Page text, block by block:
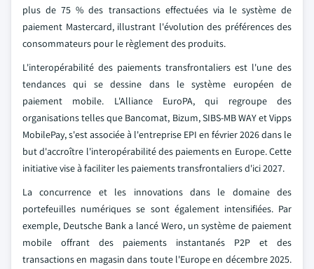
plus de 75 % des transactions effectuées via le système de
paiement Mastercard, illustrant l'évolution des préférences des
consommateurs pour le règlement des produits.
L'interopérabilité des paiements transfrontaliers est l'une des
tendances qui se dessine dans le système européen de
paiement mobile. L'Alliance EuroPA, qui regroupe des
organisations telles que Bancomat, Bizum, SIBS-MB WAY et Vipps
MobilePay, s'est associée à l'entreprise EPI en février 2026 dans le
but d'accroître l'interopérabilité des paiements en Europe. Cette
initiative vise à faciliter les paiements transfrontaliers d'ici 2027.
La concurrence et les innovations dans le domaine des
portefeuilles numériques se sont également intensifiées. Par
exemple, Deutsche Bank a lancé Wero, un système de paiement
mobile offrant des paiements instantanés P2P et des
transactions en magasin dans toute l'Europe en décembre 2025.